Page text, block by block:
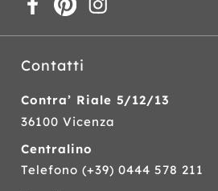
Contatti
Contra’ Riale 5/12/13
36100 Vicenza
Centralino
Telefono(+39) 0444 578 211